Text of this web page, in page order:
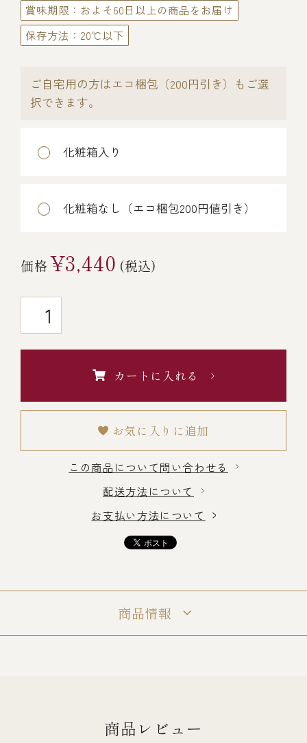
（中納言厨房）
中納言
その他
￥5,000～￥9,999
￥10,000～￥14,999
￥20,000～
賞味期限：およそ60日以上の商品をお届け
保存方法：20℃以下
ご自宅用の方はエコ梱包（200円引き）もご選
択できます。
化粧箱入り
化粧箱なし（エコ梱包200円値引き）
価格¥3,440 (税込)
カートに入れる
お気に入りに追加
この商品について問い合わせる
配送方法について
お支払い方法について
商品情報
商品レビュー